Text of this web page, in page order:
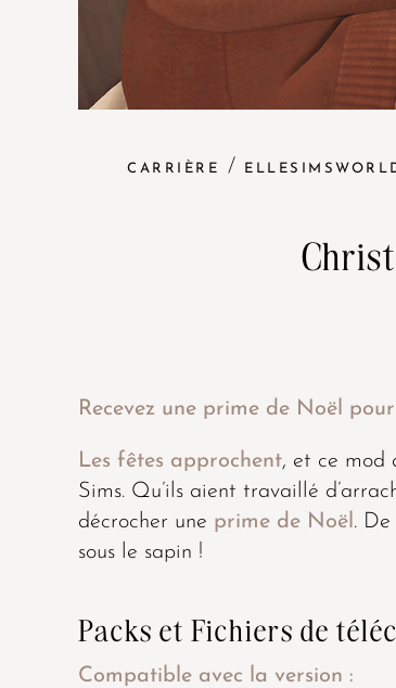
CARRIÈRE /
Recevez une prime de Noël
Les fêtes approchent, et ce mod
Sims. Qu’ils aient travaillé
décrocher une prime de Noël .
sous le sapin !
Packs et Fichiers de
Compatible avec la version :